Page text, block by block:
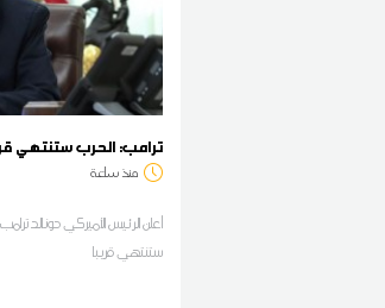
ترامب: الحرب ستنتهي
منذ ساعة
أعلن الرئيس الأميركي دونالد
ستنتهي قريبا